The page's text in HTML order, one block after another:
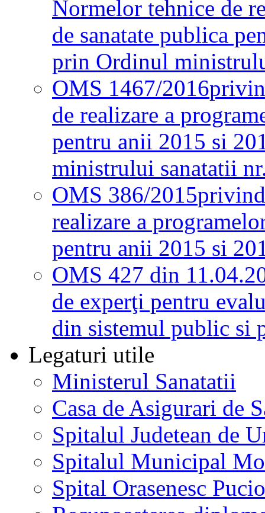
Normelor tehnice de
de sanatate publica
prin Ordinul
OMS 1467/2016
de realizare a
pentru anii 2015 si
ministrului sanatatii
OMS 386/2015
realizare a
pentru anii 2015 si
OMS 427 din
de experţi pentru
din sistemul public si
Legaturi utile
Ministerul Sanatatii
Casa de Asigurari de
Spitalul Judetean de
Spitalul Municipal
Spital Orasenesc